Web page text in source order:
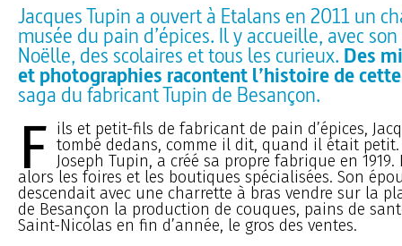
Jacques Tupin a ouvert à Etalans en 2011 un
musée du pain d’épices. Il y accueille, avec
Noëlle, des scolaires et tous les curieux. Des
et photographies racontent l’histoire de
saga du fabricant Tupin de Besançon.
F ils et petit-fils de fabricant de pain d’épices,
tombé dedans, comme il dit, quand il était petit.
Joseph Tupin, a créé sa propre fabrique en
alors les foires et les boutiques spécialisées. Son
descendait avec une charrette à bras vendre sur la
de Besançon la production de couques, pains de
Saint-Nicolas en fin d’année, le gros des ventes.